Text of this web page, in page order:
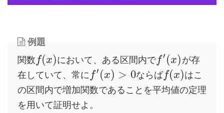
例題
関数 f(x)において、ある区間内でf′ (x)が存
在していて、常に f′ (x) > 0ならばf(x)はこ
の区間内で増加関数であることを平均値の定理
を用いて証明せよ。